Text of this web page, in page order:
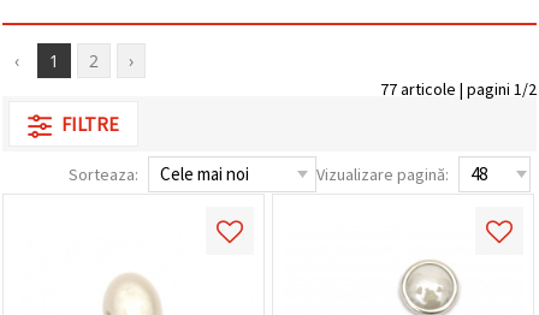
conținut și
reclame
mai
ajutorul
partenerilor
analiză și
marketing.
‹ 1 2 ›
77 articole | pagini 1/2
FILTRE
Sorteaza: Vizualizare pagină: